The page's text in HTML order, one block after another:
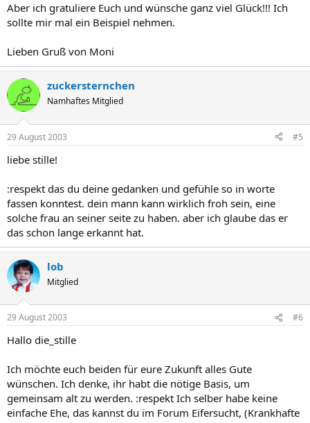
Aber ich gratuliere Euch und wünsche ganz viel Glück!!! Ich
sollte mir mal ein Beispiel nehmen.
Lieben Gruß von Moni
zuckersternchen
Namhaftes Mitglied
29 August 2003 #5
liebe stille!
:respekt das du deine gedanken und gefühle so in worte
fassen konntest. dein mann kann wirklich froh sein, eine
solche frau an seiner seite zu haben. aber ich glaube das er
das schon lange erkannt hat.
lob
Mitglied
29 August 2003 #6
Hallo die_stille
Ich möchte euch beiden für eure Zukunft alles Gute
wünschen. Ich denke, ihr habt die nötige Basis, um
gemeinsam alt zu werden. :respekt Ich selber habe keine
einfache Ehe, das kannst du im Forum Eifersucht, (Krankhafte